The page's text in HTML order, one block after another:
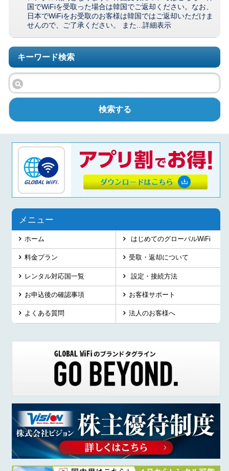
キーワード検索
検索する
国でWiFiを受取った場合は韓国でご返却ください。なお、
日本でWiFiをお受取のお客様は韓国ではご返却いただけま
せんので、ご了承ください。 また... 詳細表示
メニュー
ホーム
料金プラン
レンタル対応国一覧
お申込後の確認事項
よくある質問
はじめてのグローバルWiFi
受取・返却について
設定・接続方法
お客様サポート
法人のお客様へ